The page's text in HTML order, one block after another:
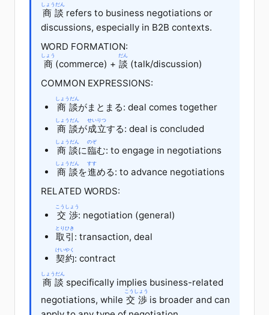
商談
しょうだん
refers to business negotiations or
discussions, especially in B2B contexts.
WORD FORMATION:
商
しょう
(commerce) + 談
だん
(talk/discussion)
COMMON EXPRESSIONS:
商談
しょうだん
がまとまる: deal comes together
商談
しょうだん
が成立
せいりつ
する: deal is concluded
商談
しょうだん
に臨
のぞ
む: to engage in negotiations
商談
しょうだん
を進
すす
める: to advance negotiations
RELATED WORDS:
交渉
こうしょう
: negotiation (general)
取引
とりひき
: transaction, deal
契約
けいやく
: contract
商談
しょうだん
specifically implies business-related
negotiations, while 交渉
こうしょう
is broader and can